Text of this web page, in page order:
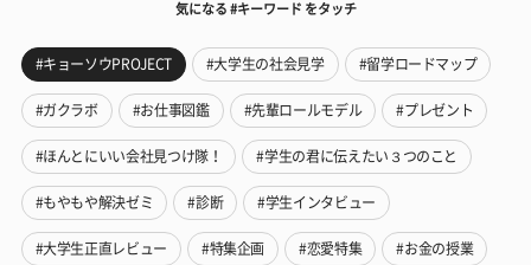
気になる #キーワード をタッチ
#キョーソウPROJECT #大学生の社会見学 #留学ロードマップ
#ガクラボ #お仕事図鑑 #先輩ロールモデル #プレゼント
#ほんとにいい会社見つけ隊！ #学生の君に伝えたい３つのこと
#もやもや解決ゼミ #診断 #学生インタビュー
#大学生正直レビュー #特集企画 #恋愛特集 #お金の授業